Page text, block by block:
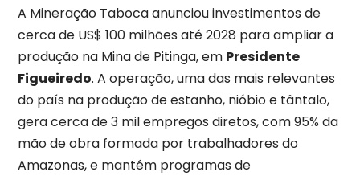
A Mineração Taboca anunciou investimentos de
cerca de US$ 100 milhões até 2028 para ampliar a
produção na Mina de Pitinga, em Presidente
Figueiredo. A operação, uma das mais relevantes
do país na produção de estanho, nióbio e tântalo,
gera cerca de 3 mil empregos diretos, com 95% da
mão de obra formada por trabalhadores do
Amazonas, e mantém programas de